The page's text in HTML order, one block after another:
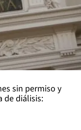
sin permiso y
de diálisis: